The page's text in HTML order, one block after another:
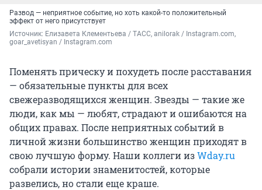
Развод — неприятное событие, но хоть какой-то положительный
эффект от него присутствует
Источник: Елизавета Клементьева / ТАСС, anilorak / Instagram.com,
goar_avetisyan / Instagram.com
Поменять прическу и похудеть после расставания
— обязательные пункты для всех
свежеразводящихся женщин. Звезды — такие же
люди, как мы — любят, страдают и ошибаются на
общих правах. После неприятных событий в
личной жизни большинство женщин приходят в
свою лучшую форму. Наши коллеги изWday.ru
собрали истории знаменитостей, которые
развелись, но стали еще краше.